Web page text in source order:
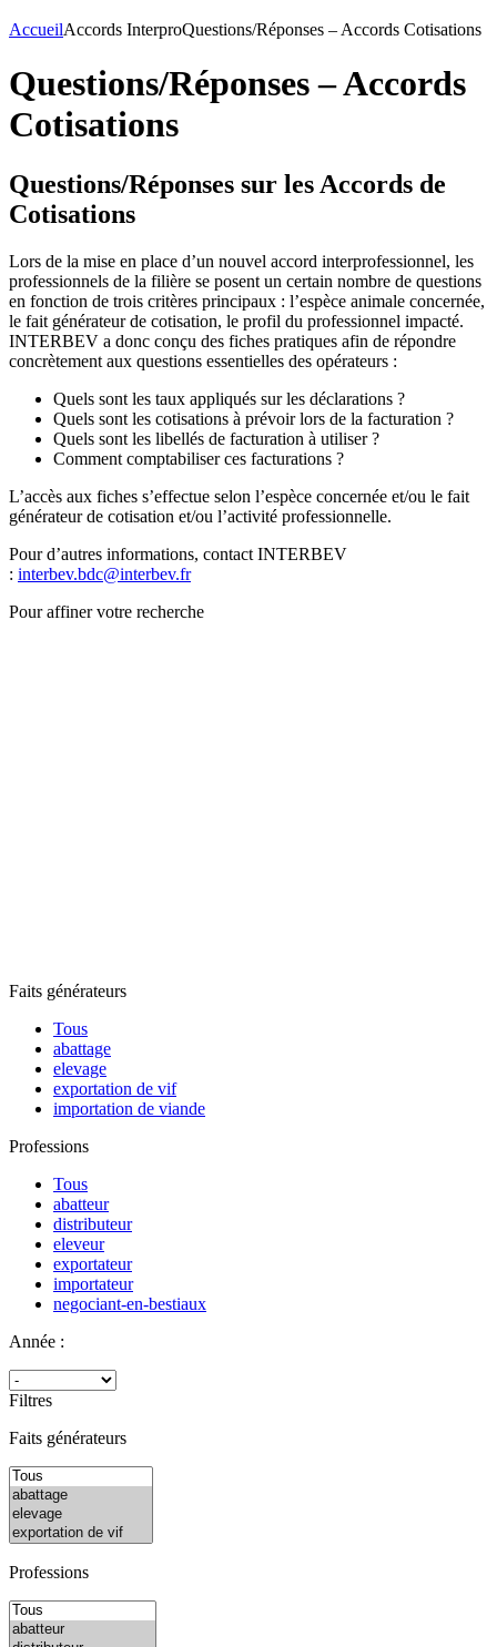
AccueilAccords InterproQuestions/Réponses – Accords Cotisations
Questions/Réponses – Accords
Cotisations
Questions/Réponses sur les Accords de
Cotisations
Lors de la mise en place d’un nouvel accord interprofessionnel, les
professionnels de la filière se posent un certain nombre de questions
en fonction de trois critères principaux : l’espèce animale concernée,
le fait générateur de cotisation, le profil du professionnel impacté.
INTERBEV a donc conçu des fiches pratiques afin de répondre
concrètement aux questions essentielles des opérateurs :
Quels sont les taux appliqués sur les déclarations ?
Quels sont les cotisations à prévoir lors de la facturation ?
Quels sont les libellés de facturation à utiliser ?
Comment comptabiliser ces facturations ?
L’accès aux fiches s’effectue selon l’espèce concernée et/ou le fait
générateur de cotisation et/ou l’activité professionnelle.
Pour d’autres informations, contact INTERBEV
: interbev.bdc@interbev.fr
Pour affiner votre recherche
Faits générateurs
Tous
abattage
elevage
exportation de vif
importation de viande
Professions
Tous
abatteur
distributeur
eleveur
exportateur
importateur
negociant-en-bestiaux
Année :
Filtres
Faits générateurs
Professions